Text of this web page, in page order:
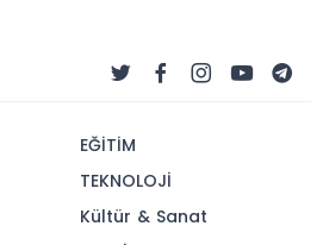
EĞİTİM
TEKNOLOJİ
Kültür & Sanat